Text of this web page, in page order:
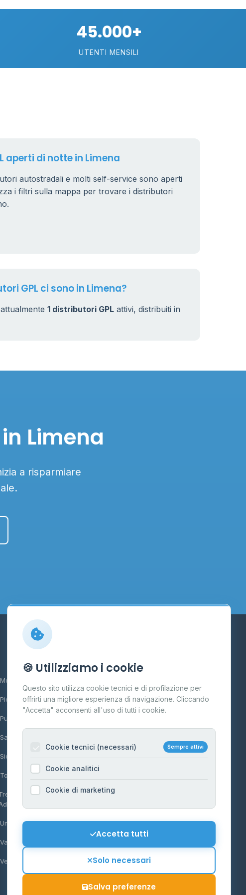
€
0.799 €
45.000+
UTENTI MENSILI
aperti di notte in Limena
autostradali e molti self-service sono aperti
i filtri sulla mappa per trovare i distributori
GPL ci sono in Limena?
1 distributori GPL attivi, distribuiti in
Limena
a risparmiare
Molise
Piemonte
Puglia
Sardegna
Sicilia
Toscana
Alto
Umbria
Valle d'Aosta
Veneto
Contatti
Per gestori
Informazioni legali
Privacy Policy
Cookie Policy
Mappa del sito
Contattaci
🍪 Utilizziamo i cookie
Questo sito utilizza cookie tecnici e di profilazione per
offrirti una migliore esperienza di navigazione. Cliccando
"Accetta" acconsenti all'uso di tutti i cookie.
Cookie tecnici (necessari) Sempre attivi
Cookie analitici
Cookie di marketing
Accetta tutti
Solo necessari
Salva preferenze